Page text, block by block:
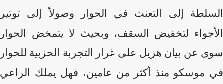
السلطة إلى التعنت في الحوار وصولاً إلى توتير
الأجواء لتخفيض السقف، وبحيث لا يتمخض الحوار
سوى عن بيان هزيل على غرار التجربة الحزبية للحوار
في موسكو منذ أكثر من عامين، فهل يملك الراعي